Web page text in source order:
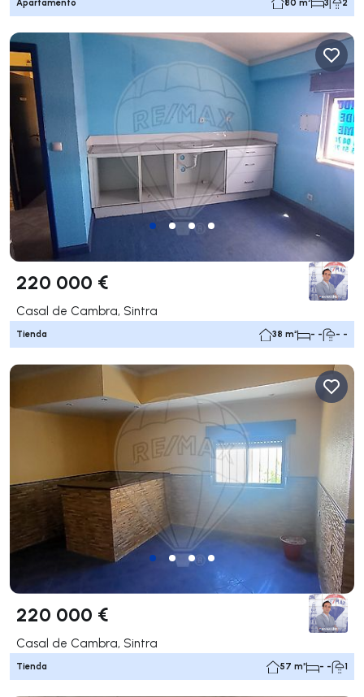
220 000 €
Casal de Cambra, Sintra
Tienda 38 m² - - - -
220 000 €
Casal de Cambra, Sintra
Tienda 57 m² - - 1